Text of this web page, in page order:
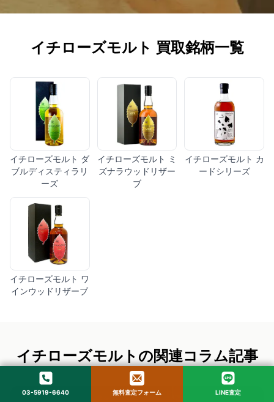
イチローズモルト 買取銘柄一覧
イチローズモルト ダ
ブルディスティラリ
ーズ
イチローズモルト ミ
ズナラウッドリザー
ブ
イチローズモルト カ
ードシリーズ
イチローズモルト ワ
インウッドリザーブ
イチローズモルトの関連コラム記事
03-5919-6640 無料査定フォーム LINE査定